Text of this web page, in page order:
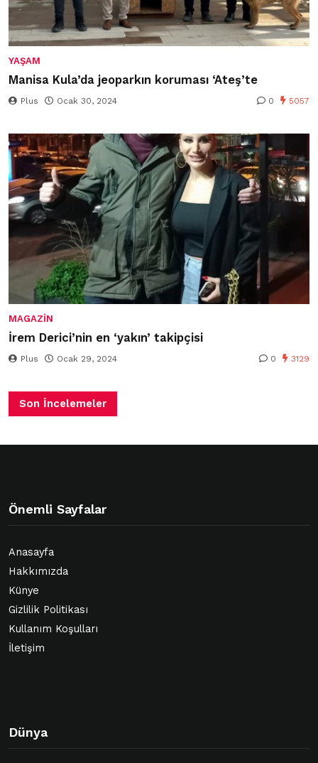
YAŞAM
Manisa Kula’da jeoparkın koruması ‘Ateş’te
Plus Ocak 30, 2024 0 5057
MAGAZIN
İrem Derici’nin en ‘yakın’ takipçisi
Plus Ocak 29, 2024 0 3129
Son İncelemeler
Önemli Sayfalar
Anasayfa
Hakkımızda
Künye
Gizlilik Politikası
Kullanım Koşulları
İletişim
Dünya